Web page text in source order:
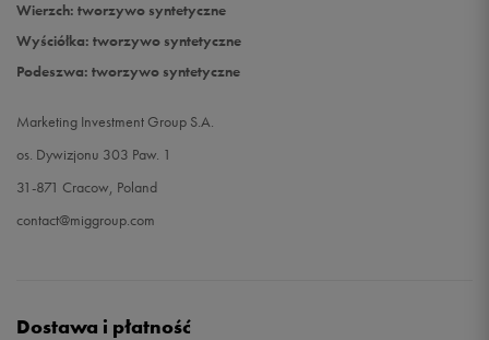
Wierzch: tworzywo syntetyczne
Wyściółka: tworzywo syntetyczne
Podeszwa: tworzywo syntetyczne
Marketing Investment Group S.A.
os. Dywizjonu 303 Paw. 1
31-871 Cracow, Poland
contact@miggroup.com
Dostawa i płatność